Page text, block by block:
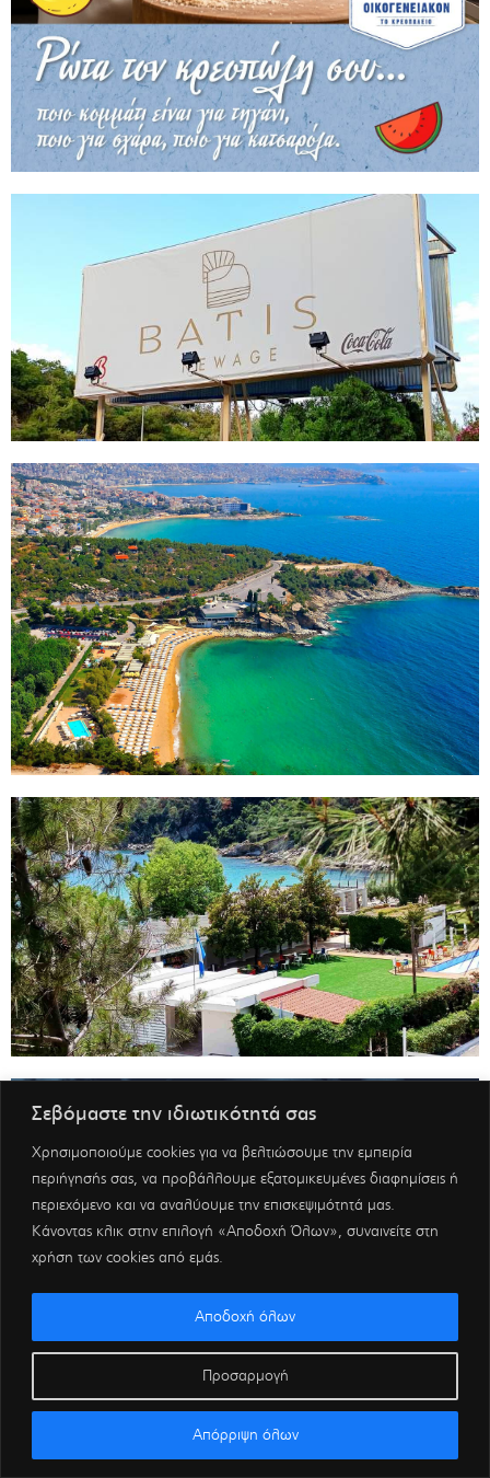
Σεβόμαστε την ιδιωτικότητά σας
Χρησιμοποιούμε cookies για να βελτιώσουμε την εμπειρία
περιήγησής σας, να προβάλλουμε εξατομικευμένες διαφημίσεις ή
περιεχόμενο και να αναλύουμε την επισκεψιμότητά μας.
Κάνοντας κλικ στην επιλογή «Αποδοχή Όλων», συναινείτε στη
χρήση των cookies από εμάς.
Προσαρμογή
Απόρριψη όλων
Αποδοχή όλων